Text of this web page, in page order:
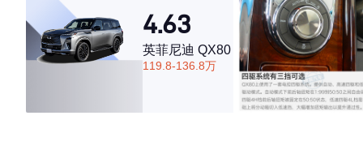
4.63
英菲尼迪 QX80
119.8-136.8万